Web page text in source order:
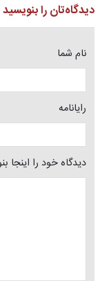
دیدگاه‌تان را بنویسید
نام شما
رایانامه
دیدگاه خود را اینجا